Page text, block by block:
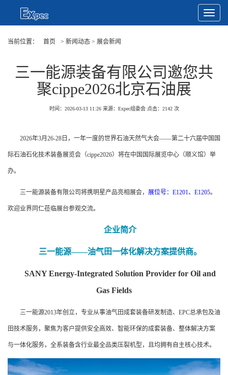
Toggle
当前位置：
首页 > 新闻动态 > 展会新闻
三一能源装备有限公司邀您共
聚cippe2026北京石油展
时间：2026-03-13 11:26 来源：Expec组委会 点击： 2142 次
2026年3月26-28日，一年一度的世界石油天然气大会——第二十六届中国国
际石油石化技术装备展览会（cippe2026）将在中国国际展览中心（顺义馆）举
办。
三一能源装备有限公司将携明星产品亮相展会， 展位号：E1201、E1205。
欢迎业界同仁莅临展台参观交流。
企业简介
三一能源——油气田一体化解决方案提供商。
SANY Energy-Integrated Solution Provider for Oil and
Gas Fields
三一能源2013年创立，专业从事油气田成套装备研发制造、EPC总承包及油
田技术服务，聚焦为客户提供安全高效、智能环保的成套装备、整体解决方案
与一体化服务，全系装备含行业最全品类压裂机型，且均拥有自主核心技术。